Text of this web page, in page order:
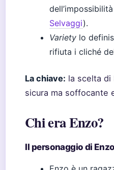
Selvaggi).
Variety lo
rifiuta i cliché
La chiave: la scelta di
sicura ma soffocante
Chi era Enzo?
Il personaggio di Enzo